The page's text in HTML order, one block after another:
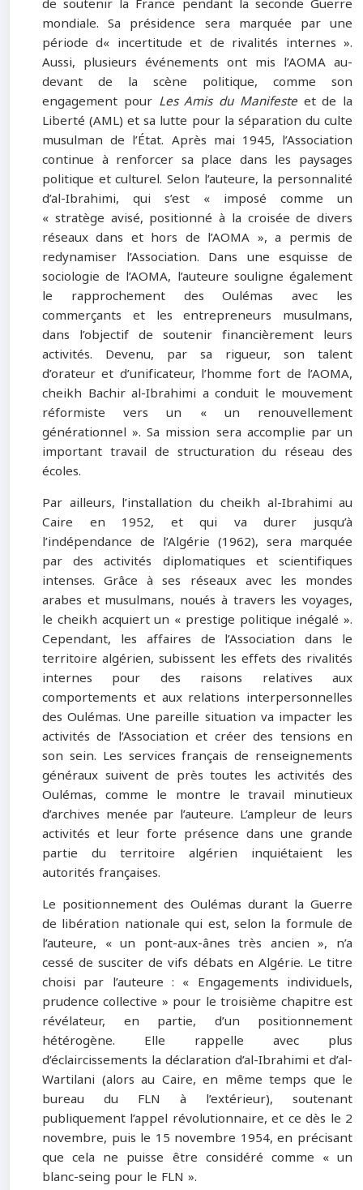
mondiale. Sa présidence sera marquée par une
période d« incertitude et de rivalités internes ».
Aussi, plusieurs événements ont mis l’AOMA au-
devant de la scène politique, comme son
engagement pour Les Amis du Manifesteet de la
Liberté (AML) et sa lutte pour la séparation du culte
musulman de l’État. Après mai 1945, l’Association
continue à renforcer sa place dans les paysages
politique et culturel. Selon l’auteure, la personnalité
d’al-Ibrahimi, qui s’est « imposé comme un
« stratège avisé, positionné à la croisée de divers
réseaux dans et hors de l’AOMA », a permis de
redynamiser l’Association. Dans une esquisse de
sociologie de l’AOMA, l’auteure souligne également
le rapprochement des Oulémas avec les
commerçants et les entrepreneurs musulmans,
dans l’objectif de soutenir financièrement leurs
activités. Devenu, par sa rigueur, son talent
d’orateur et d’unificateur, l’homme fort de l’AOMA,
cheikh Bachir al-Ibrahimi a conduit le mouvement
réformiste vers un « un renouvellement
générationnel ». Sa mission sera accomplie par un
important travail de structuration du réseau des
écoles.
Par ailleurs, l’installation du cheikh al-Ibrahimi au
Caire en 1952, et qui va durer jusqu’à
l’indépendance de l’Algérie (1962), sera marquée
par des activités diplomatiques et scientifiques
intenses. Grâce à ses réseaux avec les mondes
arabes et musulmans, noués à travers les voyages,
le cheikh acquiert un « prestige politique inégalé ».
Cependant, les affaires de l’Association dans le
territoire algérien, subissent les effets des rivalités
internes pour des raisons relatives aux
comportements et aux relations interpersonnelles
des Oulémas. Une pareille situation va impacter les
activités de l’Association et créer des tensions en
son sein. Les services français de renseignements
généraux suivent de près toutes les activités des
Oulémas, comme le montre le travail minutieux
d’archives menée par l’auteure. L’ampleur de leurs
activités et leur forte présence dans une grande
partie du territoire algérien inquiétaient les
autorités françaises.
Le positionnement des Oulémas durant la Guerre
de libération nationale qui est, selon la formule de
l’auteure, « un pont-aux-ânes très ancien », n’a
cessé de susciter de vifs débats en Algérie. Le titre
choisi par l’auteure : « Engagements individuels,
prudence collective » pour le troisième chapitre est
révélateur, en partie, d’un positionnement
hétérogène. Elle rappelle avec plus
d’éclaircissements la déclaration d’al-Ibrahimi et d’al-
Wartilani (alors au Caire, en même temps que le
bureau du FLN à l’extérieur), soutenant
publiquement l’appel révolutionnaire, et ce dès le 2
novembre, puis le 15 novembre 1954, en précisant
que cela ne puisse être considéré comme « un
blanc-seing pour le FLN ».